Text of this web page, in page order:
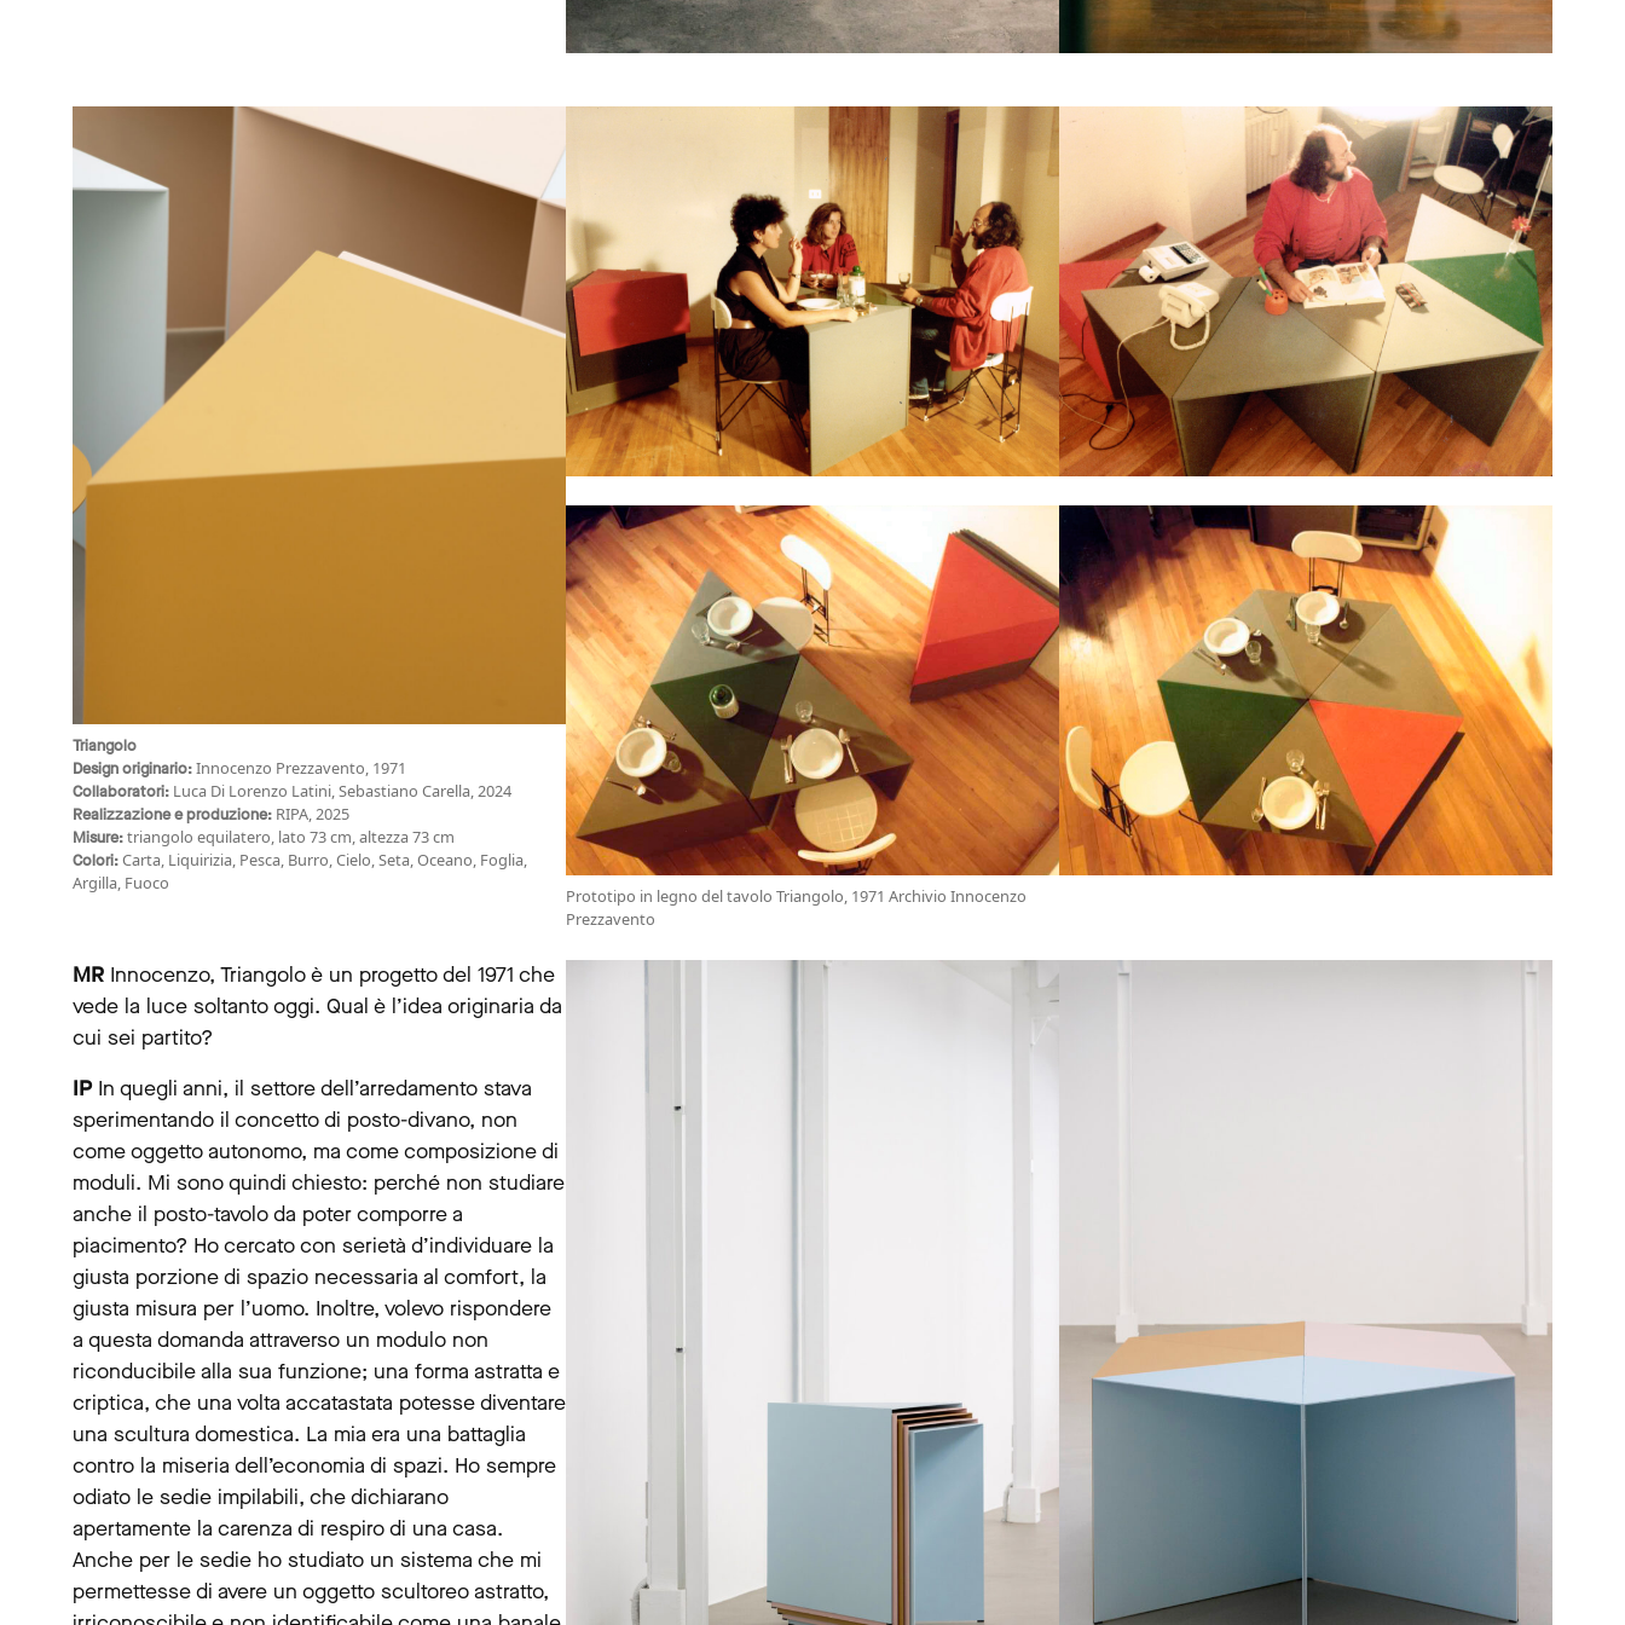
Triangolo
Design originario:Innocenzo Prezzavento, 1971
Collaboratori: Luca Di Lorenzo Latini, Sebastiano Carella, 2024
Realizzazione e produzione: RIPA, 2025
Misure:triangolo equilatero, lato 73 cm, altezza 73 cm
Colori:Carta, Liquirizia, Pesca, Burro, Cielo, Seta, Oceano, Foglia,
Argilla, Fuoco
Prototipo in legno del tavolo Triangolo, 1971 Archivio Innocenzo
Prezzavento
MR Innocenzo, Triangolo è un progetto del 1971 che
vede la luce soltanto oggi. Qual è l’idea originaria da
cui sei partito?
IPIn quegli anni, il settore dell’arredamento stava
sperimentando il concetto di posto-divano, non
come oggetto autonomo, ma come composizione di
moduli. Mi sono quindi chiesto: perché non studiare
anche il posto-tavolo da poter comporre a
piacimento? Ho cercato con serietà d’individuare la
giusta porzione di spazio necessaria al comfort, la
giusta misura per l’uomo. Inoltre, volevo rispondere
a questa domanda attraverso un modulo non
riconducibile alla sua funzione; una forma astratta e
criptica, che una volta accatastata potesse diventare
una scultura domestica. La mia era una battaglia
contro la miseria dell’economia di spazi. Ho sempre
odiato le sedie impilabili, che dichiarano
apertamente la carenza di respiro di una casa.
Anche per le sedie ho studiato un sistema che mi
permettesse di avere un oggetto scultoreo astratto,